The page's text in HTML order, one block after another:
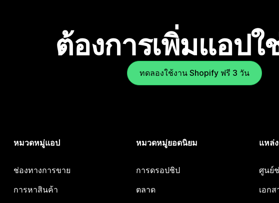
ต้องการเพิ่มแอปใ
ทดลองใช้งาน Shopify ฟรี 3 วัน
หมวดหมู่แอป
ช่องทางการขาย
การหาสินค้า
หมวดหมู่ยอดนิยม
การดรอปชิป
ตลาด
แหล่
ศูนย์
เอกส